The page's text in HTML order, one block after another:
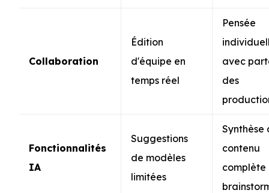
Collaboration
Édition
d'équipe en
temps réel
Pensée
avec
des
Fonctionnalités
IA
Suggestions
de modèles
limitées
Synthèse
contenu
complète